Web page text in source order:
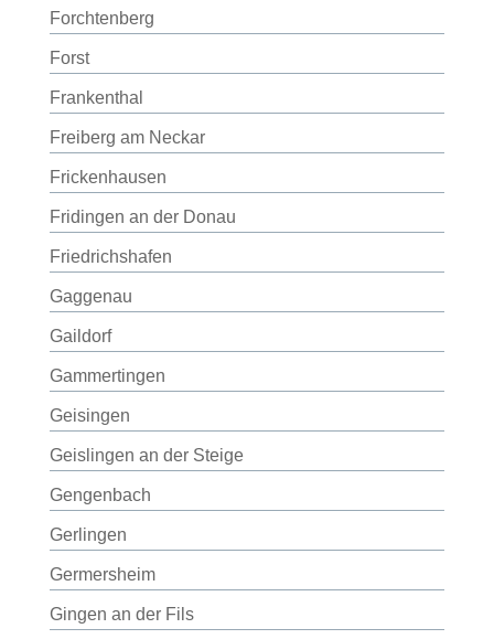
Forchtenberg
Forst
Frankenthal
Freiberg am Neckar
Frickenhausen
Fridingen an der Donau
Friedrichshafen
Gaggenau
Gaildorf
Gammertingen
Geisingen
Geislingen an der Steige
Gengenbach
Gerlingen
Germersheim
Gingen an der Fils